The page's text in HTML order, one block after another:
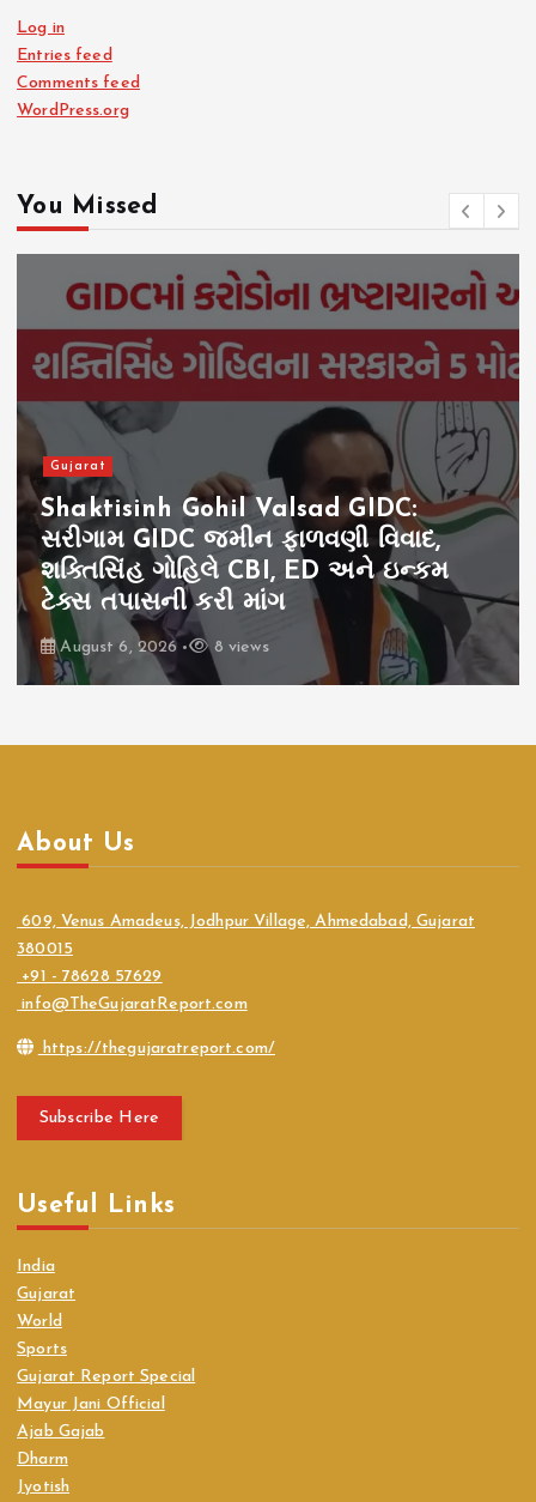
Log in
Entries feed
Comments feed
WordPress.org
You Missed
Gujarat
Shaktisinh Gohil Valsad GIDC:
સરીગામ GIDC જમીન ફાળવણી વિવાદ,
શક્તિસિંહ ગોહિલે CBI, ED અને ઇન્કમ
ટેક્સ તપાસની કરી માંગ
August 6, 2026 8 views
About Us
609, Venus Amadeus, Jodhpur Village, Ahmedabad, Gujarat
380015
+91 - 78628 57629
info@TheGujaratReport.com
https://thegujaratreport.com/
Subscribe Here
Useful Links
India
Gujarat
World
Sports
Gujarat Report Special
Mayur Jani Official
Ajab Gajab
Dharm
Jyotish